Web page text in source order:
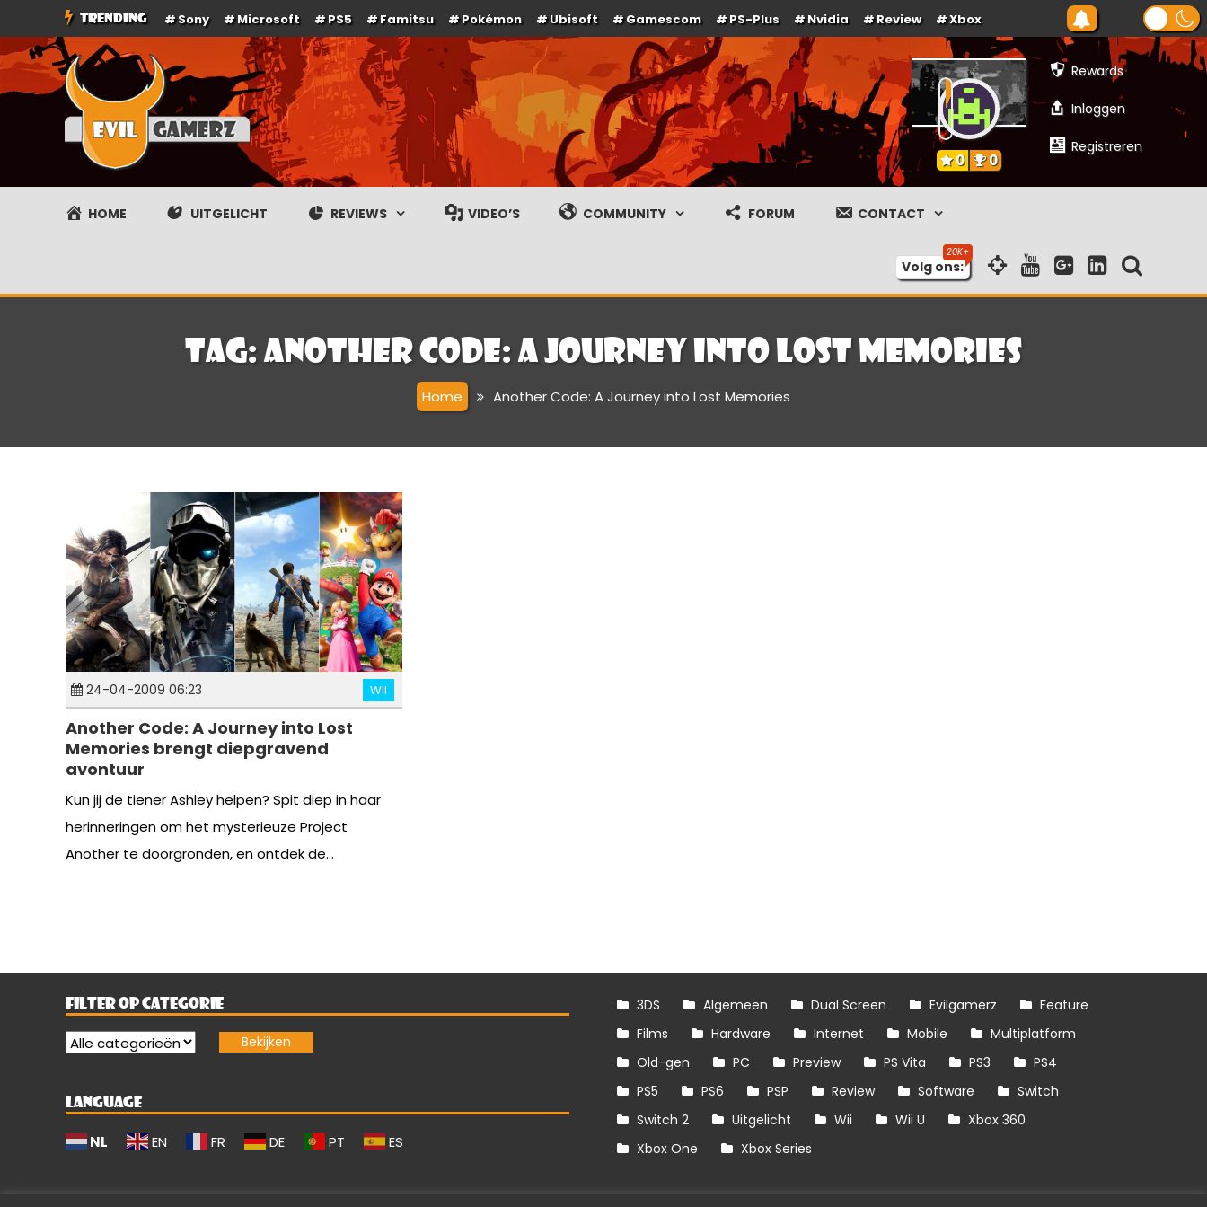
naar
de
TRENDING Sony Microsoft PS5 Famitsu Pokémon Ubisoft Gamescom PS-Plus Nvidia Review Xbox
Evilgamerz
Het meest interessante game nieuws, reviews, coverage en gameplay streams
Rewards
Inloggen
Registreren
0 0
HOME UITGELICHT REVIEWS VIDEO’S COMMUNITY FORUM CONTACT
Volg ons:
Tag: Another Code: A Journey into Lost Memories
Home Another Code: A Journey into Lost Memories
24-04-2009 06:23 WII
Another Code: A Journey into Lost
Memories brengt diepgravend
avontuur
Kun jij de tiener Ashley helpen? Spit diep in haar
herinneringen om het mysterieuze Project
Another te doorgronden, en ontdek de...
FILTER OP CATEGORIE
LANGUAGE
NL EN FR DE PT ES
3DS Algemeen Dual Screen Evilgamerz
Feature
Films
Hardware Internet Mobile
Multiplatform
Old-gen
PC Preview PS Vita PS3
PS4
PS5
PS6 PSP Review Software
Switch
Switch 2
Uitgelicht Wii Wii U
Xbox 360
Xbox One
Xbox Series